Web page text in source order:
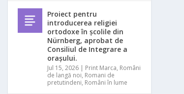
Proiect pentru
introducerea religiei
ortodoxe în școlile din
Nürnberg, aprobat de
Consiliul de Integrare a
orașului.
Jul 15, 2026 | Print Marca, Români
de langă noi, Romani de
pretutindeni, Români în lume